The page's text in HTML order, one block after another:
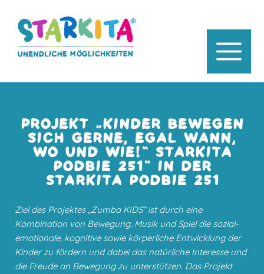
PROJEKT „KINDER BEWEGEN
SICH GERNE, EGAL WANN,
WO UND WIE!“ STARKITA
PODBIE 251“ IN DER
STARKITA PODBIE 251
Ziel des Projektes „Zumba KIDS“ ist durch eine
Kombination von Bewegung, Musik und Spiel die sozial-
emotionale, kognitive sowie körperliche Entwicklung der
Kinder zu fördern und dabei das natürliche Interesse und
die Freude an Bewegung zu unterstützen. Das Projekt